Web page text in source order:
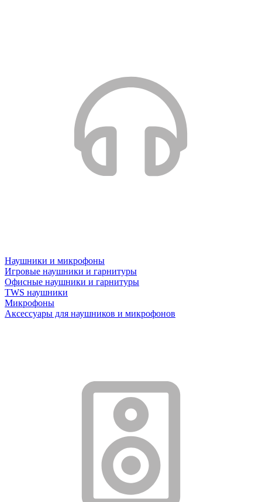
Наушники и микрофоны
Игровые наушники и гарнитуры
Офисные наушники и гарнитуры
TWS наушники
Микрофоны
Аксессуары для наушников и микрофонов